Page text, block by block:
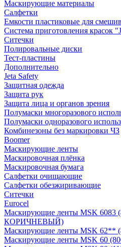
Маскирующие материалы
Салфетки
Емкости пластиковые для
Система приготовления красок
Ситечки
Полировальные диски
Тест-пластины
Дополнительно
Jeta Safety
Защитная одежда
Защита рук
Защита лица и органов зрения
Полумаски многоразового
Полумаски одноразового
Комбинезоны без маркировки ЧЗ
Boomer
Маскирующие ленты
Маскировочная плёнка
Маскировочная бумага
Салфетки очищающие
Салфетки обезжиривающие
Ситечки
Euroсel
Маскирующие ленты MSK 6083
КОРИЧНЕВЫЙ)
Маскирующие ленты MSK 62**
Маскирующие ленты MSK 60